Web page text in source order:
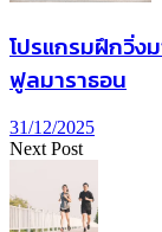
โปรแกรมฝึกวิ่ง
ฟูลมาราธอน
31/12/2025
Next Post